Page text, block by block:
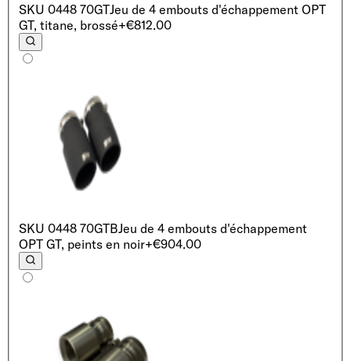
SKU 0448 70GTJeu de 4 embouts d'échappement OPT
GT, titane, brossé+€812.00
SKU 0448 70GTBJeu de 4 embouts d'échappement
OPT GT, peints en noir+€904.00